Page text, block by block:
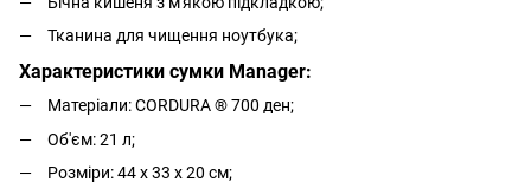
Тканина для чищення ноутбука;
Характеристики сумки Manager:
Матеріали: CORDURA ® 700 ден;
Об'єм: 21 л;
Розміри: 44 х 33 х 20 см;